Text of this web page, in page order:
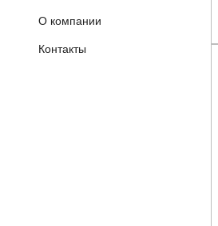
О компании
Контакты